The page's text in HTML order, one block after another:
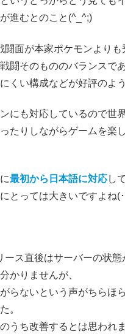
進むとのこと(^_^;)
闘面が本家ポケモンよりも
闘そのもののバランスで
くい構成などが好評のよう
にも対応しているので世
たりしながらゲームを楽
最初から日本語に対応し
とっては大きいですよね(
ース直後はサーバーの状態
かりませんが、
らないという声がちらほ
。
うち改善するとは思われ